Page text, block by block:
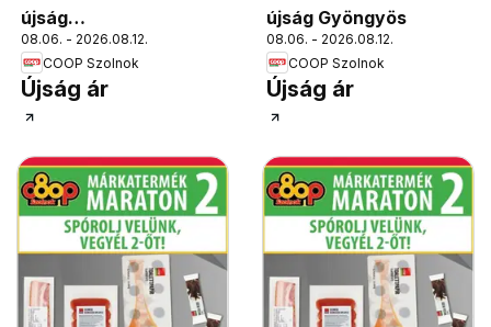
újság
Békésszentandrás
08.06. - 2026.08.12.
COOP Szolnok
Újság ár
újság Gyöngyös
08.06. - 2026.08.12.
COOP Szolnok
Újság ár